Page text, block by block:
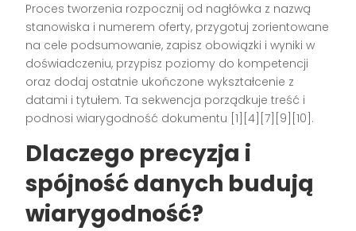
Proces tworzenia rozpocznij od nagłówka z nazwą
stanowiska i numerem oferty, przygotuj zorientowane
na cele podsumowanie, zapisz obowiązki i wyniki w
doświadczeniu, przypisz poziomy do kompetencji
oraz dodaj ostatnie ukończone wykształcenie z
datami i tytułem. Ta sekwencja porządkuje treść i
podnosi wiarygodność dokumentu [1][4][7][9][10].
Dlaczego precyzja i
spójność danych budują
wiarygodność?